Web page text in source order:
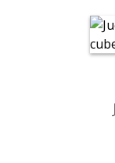
Apto